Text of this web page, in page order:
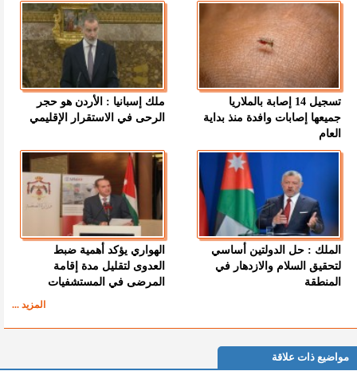
تسجيل 14 إصابة بالملاريا
جميعها إصابات وافدة منذ بداية
العام
ملك إسبانيا : الأردن هو حجر
الرحى في الاستقرار الإقليمي
الملك : حل الدولتين أساسي
لتحقيق السلام والازدهار في
المنطقة
الهواري يؤكد أهمية ضبط
العدوى لتقليل مدة إقامة
المرضى في المستشفيات
المزيد ...
مواضيع ذات علاقة